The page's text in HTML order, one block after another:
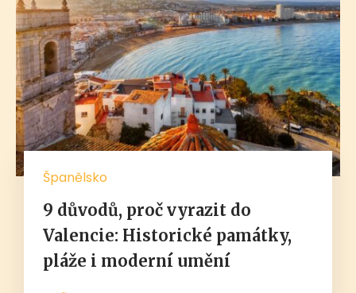
Španělsko
9 důvodů, proč vyrazit do
Valencie: Historické památky,
pláže i moderní umění